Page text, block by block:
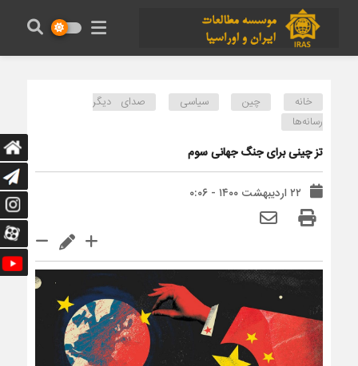
خانه چین سیاسی
صدای دیگر
رسانه‌ها
تز چینی برای جنگ جهانی سوم
۲۲ اردیبهشت ۱۴۰۰ - ۰:۰۶